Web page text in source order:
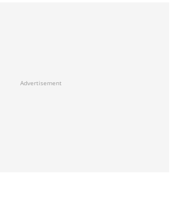
Advertisement